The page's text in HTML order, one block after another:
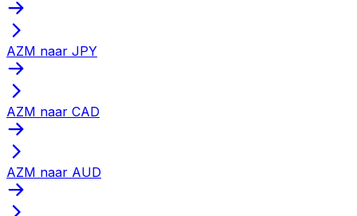
AZM naar JPY
AZM naar CAD
AZM naar AUD